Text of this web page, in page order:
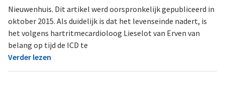
Nieuwenhuis. Dit artikel werd oorspronkelijk gepubliceerd in
oktober 2015. Als duidelijk is dat het levenseinde nadert, is
het volgens hartritmecardioloog Lieselot van Erven van
belang op tijd de ICD te
Verder lezen